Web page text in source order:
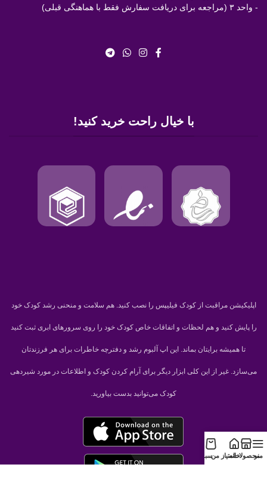
- واحد ۳ (مراجعه برای دریافت سفارش فقط با هماهنگی قبلی)
با خیال راحت خرید کنید!
اپلیکیشن مراقبت از کودک فیلیپس را نصب کنید. هم سلامت و منحنی رشد کودک خود
را پایش کنید و هم لحظات و اتفاقات خاص کودک خود را روی سرورهای ابری ثبت کنید
تا همیشه برایتان بماند. این اپ آلبوم رشد و دفترچه خاطرات برای هر فرزندتان
می‌سازد. غیر از این کلی ابزار دیگر برای آرام کردن کودک و اطلاعات در مورد شیردهی
کودک می‌توانید بدست بیاورید.
منو
محصولات
خانهامتیاز منسبد